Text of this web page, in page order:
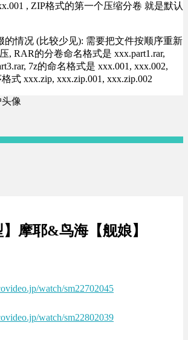
, ZIP格式的第一个压缩分卷 就是默认
的情况 (比较少见): 需要把文件按顺序重新
, RAR的分卷命名格式是 xxx.part1.rar,
7z的命名格式是 xxx.001, xxx.002,
式 xxx.zip, xxx.zip.001, xxx.zip.002
】摩耶&鸟海【舰娘】
watch/sm22702045
watch/sm22802039